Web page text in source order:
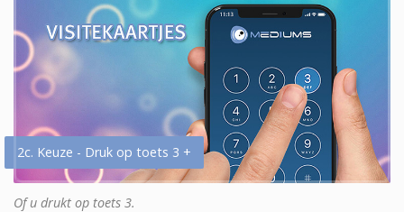
2c. Keuze - Druk op toets 3 +
Of u drukt op toets 3.